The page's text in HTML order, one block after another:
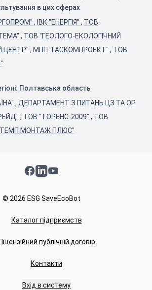
в цих сферах
, ІВК "ЕНЕРГІЯ" , ТОВ
, ТОВ "ГЕОЛОГО-ЕКОЛОГІЧНИЙ
ЦЕНТР" , МПП "ГАСКОМПРОЕКТ" , ТОВ
Полтавська область
, ДЕПАРТАМЕНТ З ПИТАНЬ ЦЗ ТА ОР
, ТОВ "ТОРЕНС-2009" , ТОВ
МОНТАЖ ПЛЮС"
Facebook
LinkedInYouTube
© 2026 ESG SaveEcoBot
Каталог підприємств
публічній договір
Контакти
Вхід в систему